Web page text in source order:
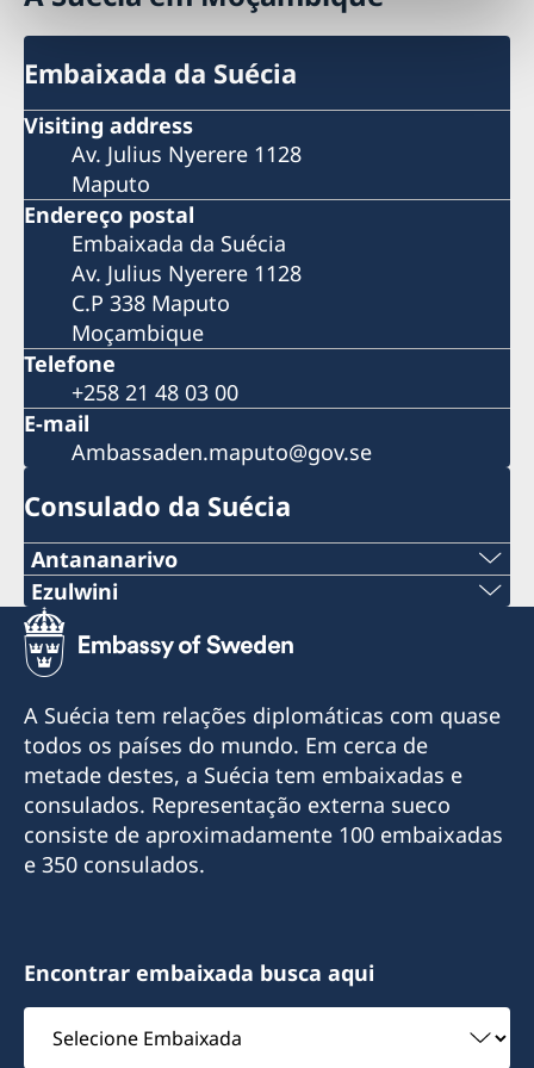
Embaixada da Suécia
Visiting address
Av. Julius Nyerere 1128
Maputo
Endereço postal
Embaixada da Suécia
Av. Julius Nyerere 1128
C.P 338 Maputo
Moçambique
Telefone
+258 21 48 03 00
E-mail
Ambassaden.maputo@gov.se
Consulado da Suécia
Antananarivo
Telemóvel & Whatsapp:
+261 32 69 449 06
sweden.mgaconsulate@gmail.com
Villa Hacienda,
RP RAHAJAMARIZAFY
Ambohijatovo- Ivandry
Ezulwini
Tel:
+268 2416-1156
E-mail
swedishconsulate.eswatini@gmail.com
Nyonyane Street, Corner Plaza, Ezulwini,
Eswatini
A Embaixada da Suécia em Maputo é
credenciada lateralmente a Eswatini. Os
A Suécia tem relações diplomáticas com quase
todos os países do mundo. Em cerca de
metade destes, a Suécia tem embaixadas e
consulados. Representação externa sueco
consiste de aproximadamente 100 embaixadas
e 350 consulados.
Encontrar embaixada busca aqui
Selecione
Embaixada